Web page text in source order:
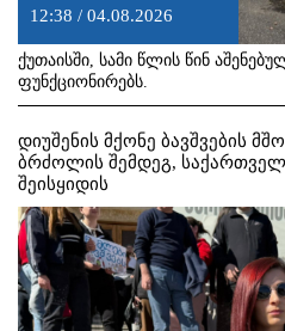
12:38 / 04.08.2026
ქუთაისში, სამი წლის წინ
ფუნქციონირებს.
დიუშენის მქონე ბავშვების
ბრძოლის შემდეგ,
შეისყიდის